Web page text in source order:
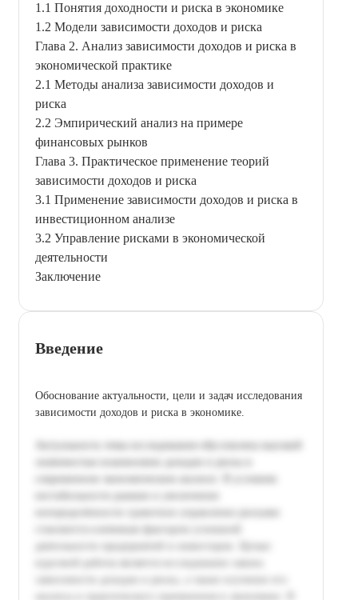
1.1 Понятия доходности и риска в экономике
1.2 Модели зависимости доходов и риска
Глава 2. Анализ зависимости доходов и риска в
экономической практике
2.1 Методы анализа зависимости доходов и
риска
2.2 Эмпирический анализ на примере
финансовых рынков
Глава 3. Практическое применение теорий
зависимости доходов и риска
3.1 Применение зависимости доходов и риска в
инвестиционном анализе
3.2 Управление рисками в экономической
деятельности
Заключение
Введение
Обоснование актуальности, цели и задач исследования
зависимости доходов и риска в экономике.